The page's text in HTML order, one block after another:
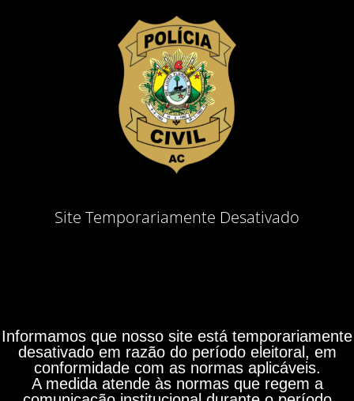
Site Temporariamente Desativado
Informamos que nosso site está temporariamente
desativado em razão do período eleitoral, em
conformidade com as normas aplicáveis.
A medida atende às normas que regem a